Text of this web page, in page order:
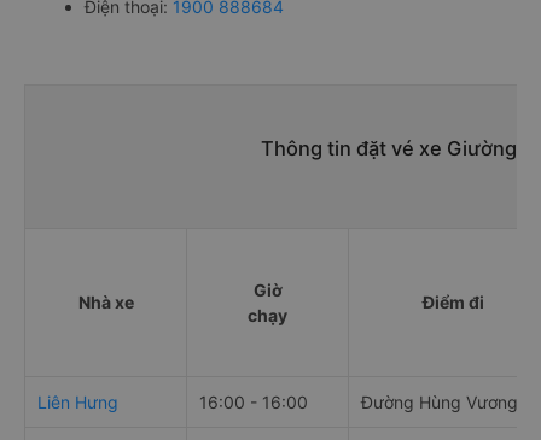
Điện thoại: 1900 888684
Thông tin đặt vé xe Giường
Nhà xe
Giờ
chạy
Điểm đi
Liên Hưng 16:00 - 16:00 Đường Hùng Vương